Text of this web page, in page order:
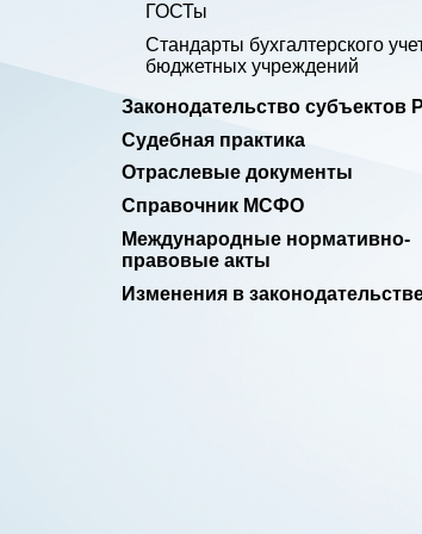
ГОСТы
Cтандарты бухгалтерского
бюджетных учреждений
Законодательство субъектов
Судебная практика
Отраслевые документы
Справочник МСФО
Международные нормативно-
правовые акты
Изменения в